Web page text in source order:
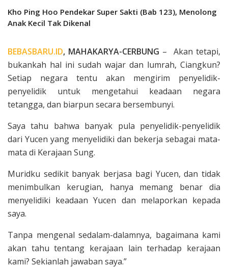
Kho Ping Hoo Pendekar Super Sakti (Bab 123), Menolong
Anak Kecil Tak Dikenal
BEBASBARU.ID, MAHAKARYA-CERBUNG – Akan tetapi,
bukankah hal ini sudah wajar dan lumrah, Ciangkun?
Setiap negara tentu akan mengirim penyelidik-
penyelidik un­tuk mengetahui keadaan negara
tetangga, dan biarpun secara bersembunyi.
Saya tahu bahwa banyak pula penyelidik-pe­nyelidik
dari Yucen yang menyelidiki dan bekerja sebagai mata-
mata di Kerajaan Sung.
Muridku sedikit banyak berjasa bagi Yucen, dan tidak
menimbulkan ke­rugian, hanya memang benar dia
menyelidiki keadaan Yucen dan melaporkan kepada
saya.
Tanpa mengenal sedalam­-dalamnya, bagaimana kami
akan tahu tentang kerajaan lain terhadap kerajaan
kami? Sekianlah jawaban saya.”